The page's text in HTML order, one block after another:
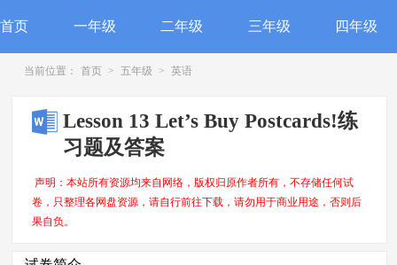
首页 一年级 二年级 三年级 四年级
当前位置： 首页 > 五年级 > 英语
Lesson 13 Let’s Buy Postcards!练
习题及答案
声明：本站所有资源均来自网络，版权归原作者所有，不存储任何试
卷，只整理各网盘资源，请自行前往下载，请勿用于商业用途，否则后
果自负。